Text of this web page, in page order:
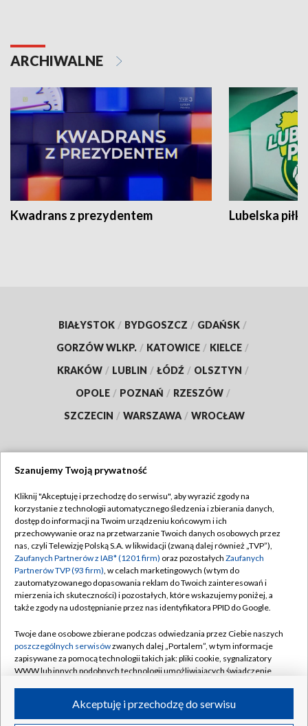
ARCHIWALNE
Kwadrans z prezydentem Lubelska piłka
BIAŁYSTOK / BYDGOSZCZ / GDAŃSK /
GORZÓW WLKP. / KATOWICE / KIELCE /
KRAKÓW / LUBLIN / ŁÓDŹ / OLSZTYN /
OPOLE / POZNAŃ / RZESZÓW /
SZCZECIN / WARSZAWA / WROCŁAW
TVP
Abonament TVP
Emisja w TVP
Centrum informacji TVP
Naziemna Telewizja Cyfrowa
Rada Programowa
System NOS
Informacje o nadawcy
Program dla prasy
Regulamin TVP
Polityka prywatności
Moje zgody
Pomoc
Kontakt
Kanały
Szanujemy Twoją prywatność
Kliknij "Akceptuję i przechodzę do serwisu", aby wyrazić zgody na
korzystanie z technologii automatycznego śledzenia i zbierania danych,
dostęp do informacji na Twoim urządzeniu końcowym i ich
przechowywanie oraz na przetwarzanie Twoich danych osobowych przez
nas, czyli Telewizję Polską S.A. w likwidacji (zwaną dalej również „TVP”),
Zaufanych Partnerów z IAB* (1201 firm) oraz pozostałych Zaufanych
Partnerów TVP (93 firm), w celach marketingowych (w tym do
zautomatyzowanego dopasowania reklam do Twoich zainteresowań i
mierzenia ich skuteczności) i pozostałych, które wskazujemy poniżej, a
także zgody na udostępnianie przez nas identyfikatora PPID do Google.
Twoje dane osobowe zbierane podczas odwiedzania przez Ciebie naszych
poszczególnych serwisówzwanych dalej „Portalem”, w tym informacje
zapisywane za pomocą technologii takich jak: pliki cookie, sygnalizatory
WWW lub innych podobnych technologii umożliwiających świadczenie
ruchu w Internecie.Akceptuję i przechodzę do serwisu